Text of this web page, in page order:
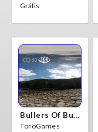
Grátis
Bullers Of Buchan Aberdeen
ToroGames